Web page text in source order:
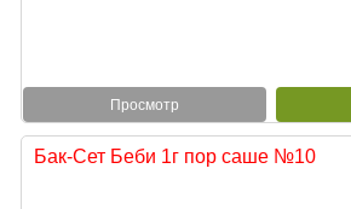
Просмотр
Бак-Сет Беби 1г пор саше №10